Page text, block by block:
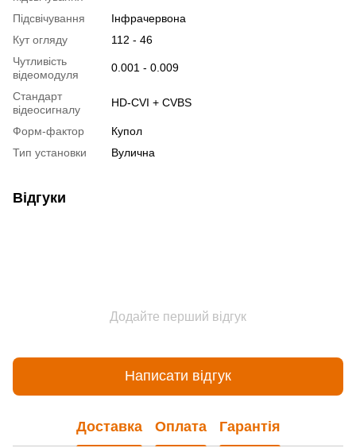
Підсвічування
Інфрачервона
Кут огляду
112 - 46
Чутливість
відеомодуля
0.001 - 0.009
Стандарт
відеосигналу
HD-CVI + CVBS
Форм-фактор
Купол
Тип установки
Вулична
Відгуки
Додайте перший відгук
Написати відгук
Доставка Оплата Гарантія